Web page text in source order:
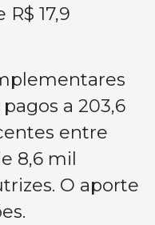
17,9
a 203,6
entre
8,6 mil
O aporte